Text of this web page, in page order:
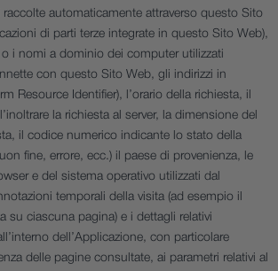
automaticamente attraverso questo Sito
di parti terze integrate in questo Sito Web),
i nomi a dominio dei computer utilizzati
con questo Sito Web, gli indirizzi in
Resource Identifier), l’orario della richiesta, il
la richiesta al server, la dimensione del
il codice numerico indicante lo stato della
fine, errore, ecc.) il paese di provenienza, le
e del sistema operativo utilizzati dal
temporali della visita (ad esempio il
su ciascuna pagina) e i dettagli relativi
dell’Applicazione, con particolare
delle pagine consultate, ai parametri relativi al